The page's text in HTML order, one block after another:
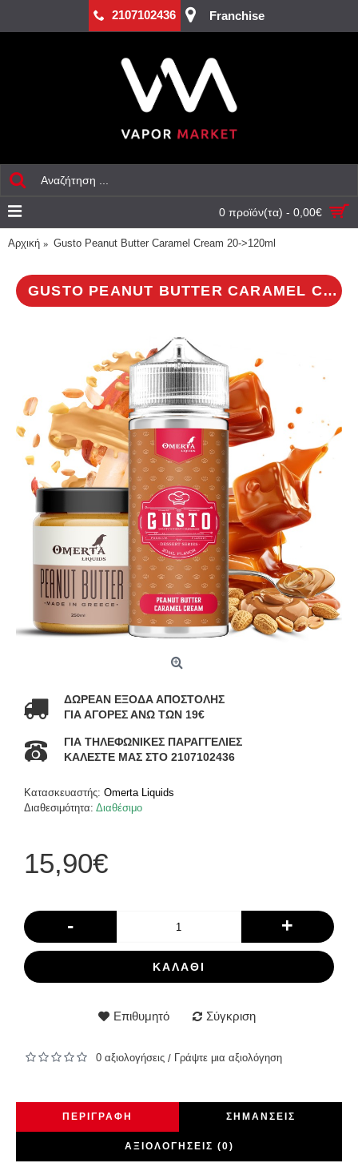
2107102436 Franchise
0 προϊόν(τα) - 0,00€
Αρχική Gusto Peanut Butter Caramel Cream 20->120ml
GUSTO PEANUT BUTTER CARAMEL CREAM 20->120ML
ΔΩΡΕΑΝ ΕΞΟΔΑ ΑΠΟΣΤΟΛΗΣ
ΓΙΑ ΑΓΟΡΕΣ ΑΝΩ ΤΩΝ 19€
ΓΙΑ ΤΗΛΕΦΩΝΙΚΕΣ ΠΑΡΑΓΓΕΛΙΕΣ
ΚΑΛΕΣΤΕ ΜΑΣ ΣΤΟ 2107102436
Κατασκευαστής: Omerta Liquids
Διαθεσιμότητα: Διαθέσιμο
15,90€
- +
ΚΑΛΆΘΙ
Επιθυμητό Σύγκριση
0 αξιολογήσεις / Γράψτε μια αξιολόγηση
ΠΕΡΙΓΡΑΦΉ ΣΗΜΆΝΣΕΙΣ
ΑΞΙΟΛΟΓΉΣΕΙΣ (0)